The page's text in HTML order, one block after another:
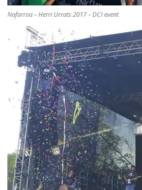
Nafarroa – Herri Urrats 2017 – DCI event